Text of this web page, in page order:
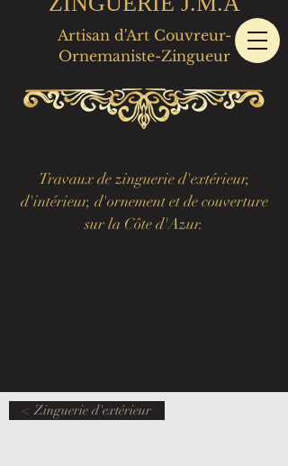
Artisan d'Art Couvreur-
Ornemaniste-Zingueur
Travaux de zinguerie d'extérieur,
d'intérieur, d'ornement et de couverture
sur la Côte d'Azur.
< Zinguerie d'extérieur